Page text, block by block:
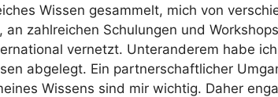
Wissen gesammelt, mich von
zahlreichen Schulungen und Workshops
vernetzt. Unteranderem habe
abgelegt. Ein partnerschaftlicher
Wissens sind mir wichtig. Daher